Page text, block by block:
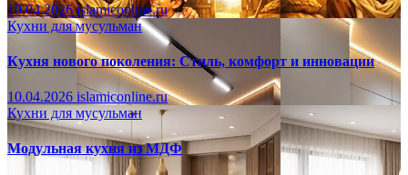
10.04.2026islamiconline.ru
Кухни для мусульман
Кухня нового поколения: Стиль, комфорт и инновации
10.04.2026 islamiconline.ru
Кухни для мусульман
Модульная кухня из МДФ